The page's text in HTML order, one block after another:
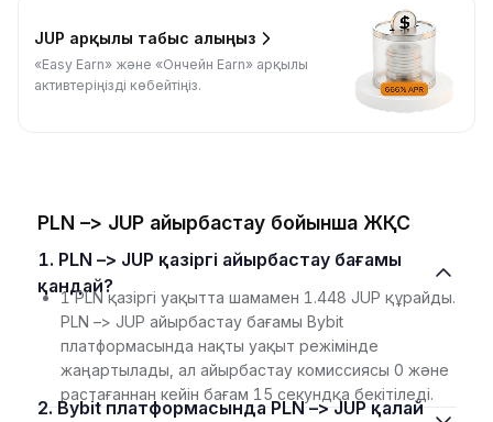
JUP арқылы табыс алыңыз
«Easy Earn» және «Ончейн Earn» арқылы
активтеріңізді көбейтіңіз.
PLN –> JUP айырбастау бойынша ЖҚС
1. PLN –> JUP қазіргі айырбастау бағамы
қандай?
1 PLN қазіргі уақытта шамамен 1.448 JUP құрайды.
PLN –> JUP айырбастау бағамы Bybit
платформасында нақты уақыт режімінде
жаңартылады, ал айырбастау комиссиясы 0 және
растағаннан кейін бағам 15 секундқа бекітіледі.
2. Bybit платформасында PLN –> JUP қалай